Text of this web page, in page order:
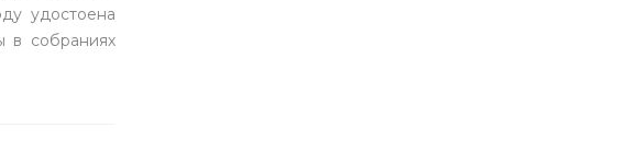
удостоена
в собраниях